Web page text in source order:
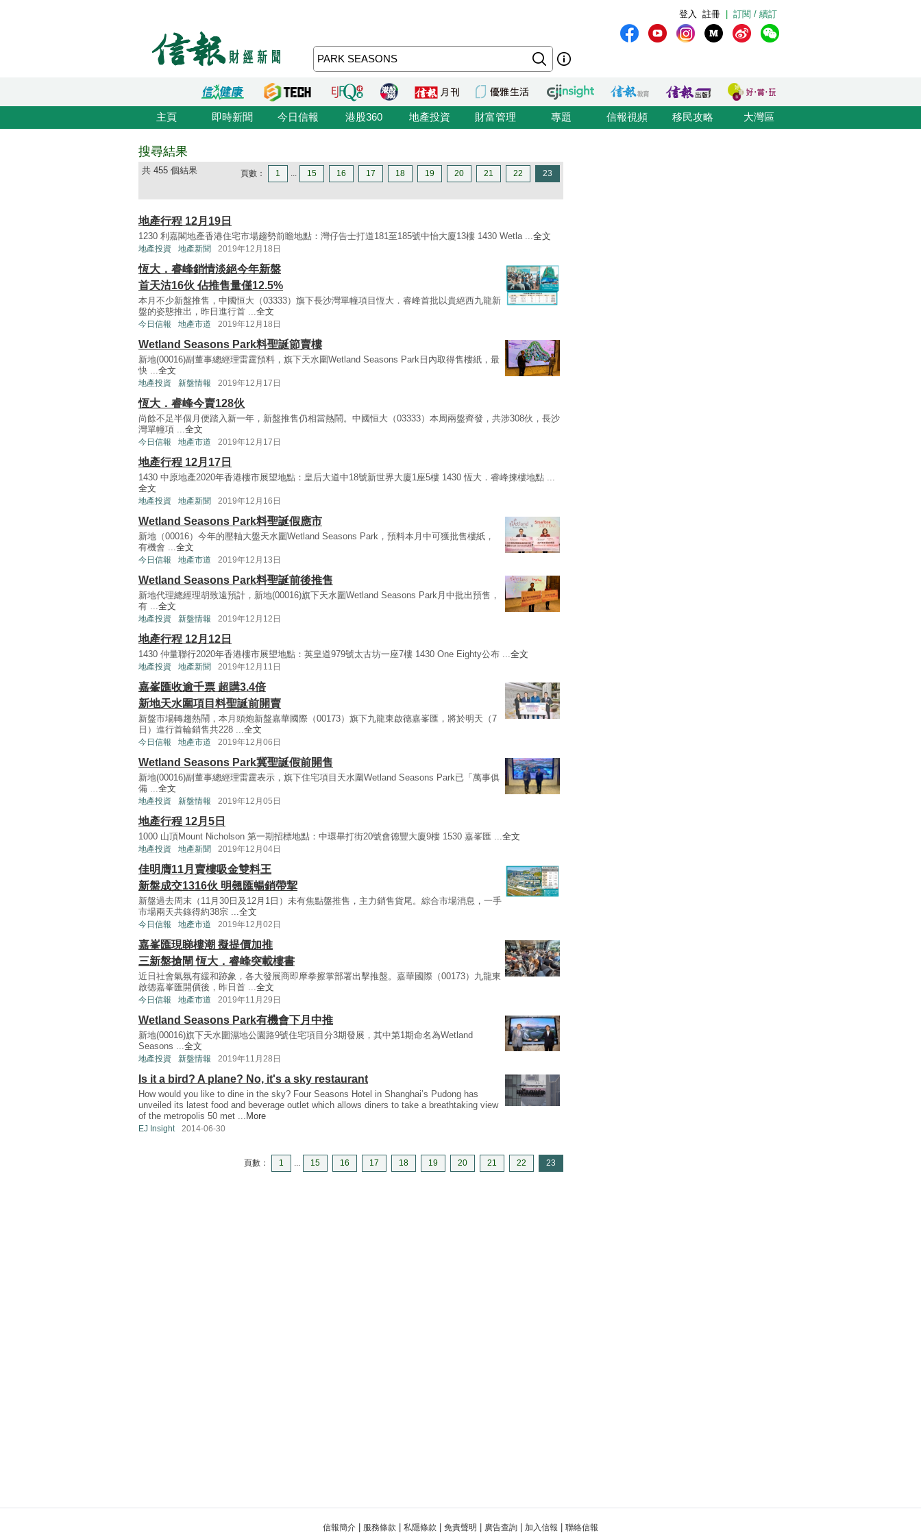
訂閱 / 續訂
註冊
登入
主頁 即時新聞 今日信報 港股360 地產投資 財富管理 專題 信報視頻 移民攻略 大灣區
搜尋結果
共 455 個結果 頁數： 1 ... 15 16 17 18 19 20 21 22 23
地產行程 12月19日
1230 利嘉閣地產香港住宅市場趨勢前瞻地點：灣仔告士打道181至185號中怡大廈13樓 1430 Wetla ...全文
地產投資 地產新聞 2019年12月18日
恆大．睿峰銷情淡絕今年新盤
首天沽16伙 佔推售量僅12.5%
本月不少新盤推售，中國恒大（03333）旗下長沙灣單幢項目恆大．睿峰首批以貴絕西九龍新
盤的姿態推出，昨日進行首 ...全文
今日信報 地產市道 2019年12月18日
Wetland Seasons Park料聖誕節賣樓
新地(00016)副董事總經理雷霆預料，旗下天水圍Wetland Seasons Park日內取得售樓紙，最
快 ...全文
地產投資 新盤情報 2019年12月17日
恆大．睿峰今賣128伙
尚餘不足半個月便踏入新一年，新盤推售仍相當熱鬧。中國恒大（03333）本周兩盤齊發，共涉308伙，長沙
灣單幢項 ...全文
今日信報 地產市道 2019年12月17日
地產行程 12月17日
1430 中原地產2020年香港樓市展望地點：皇后大道中18號新世界大廈1座5樓 1430 恆大．睿峰揀樓地點 ...
全文
地產投資 地產新聞 2019年12月16日
Wetland Seasons Park料聖誕假應市
新地（00016）今年的壓軸大盤天水圍Wetland Seasons Park，預料本月中可獲批售樓紙，
有機會 ...全文
今日信報 地產市道 2019年12月13日
Wetland Seasons Park料聖誕前後推售
新地代理總經理胡致遠預計，新地(00016)旗下天水圍Wetland Seasons Park月中批出預售，
有 ...全文
地產投資 新盤情報 2019年12月12日
地產行程 12月12日
1430 仲量聯行2020年香港樓市展望地點：英皇道979號太古坊一座7樓 1430 One Eighty公布 ...全文
地產投資 地產新聞 2019年12月11日
嘉峯匯收逾千票 超購3.4倍
新地天水圍項目料聖誕前開賣
新盤市場轉趨熱鬧，本月頭炮新盤嘉華國際（00173）旗下九龍東啟德嘉峯匯，將於明天（7
日）進行首輪銷售共228 ...全文
今日信報 地產市道 2019年12月06日
Wetland Seasons Park冀聖誕假前開售
新地(00016)副董事總經理雷霆表示，旗下住宅項目天水圍Wetland Seasons Park已「萬事俱
備 ...全文
地產投資 新盤情報 2019年12月05日
地產行程 12月5日
1000 山頂Mount Nicholson 第一期招標地點：中環畢打街20號會德豐大廈9樓 1530 嘉峯匯 ...全文
地產投資 地產新聞 2019年12月04日
佳明膺11月賣樓吸金雙料王
新盤成交1316伙 明翹匯暢銷帶挈
新盤過去周末（11月30日及12月1日）未有焦點盤推售，主力銷售貨尾。綜合市場消息，一手
市場兩天共錄得約38宗 ...全文
今日信報 地產市道 2019年12月02日
嘉峯匯現睇樓潮 擬提價加推
三新盤搶閘 恆大．睿峰突載樓書
近日社會氣氛有緩和跡象，各大發展商即摩拳擦掌部署出擊推盤。嘉華國際（00173）九龍東
啟德嘉峯匯開價後，昨日首 ...全文
今日信報 地產市道 2019年11月29日
Wetland Seasons Park有機會下月中推
新地(00016)旗下天水圍濕地公園路9號住宅項目分3期發展，其中第1期命名為Wetland
Seasons ...全文
地產投資 新盤情報 2019年11月28日
Is it a bird? A plane? No, it's a sky restaurant
How would you like to dine in the sky? Four Seasons Hotel in Shanghai’s Pudong has
unveiled its latest food and beverage outlet which allows diners to take a breathtaking view
of the metropolis 50 met ... More
EJ Insight 2014-06-30
頁數： 1 ... 15 16 17 18 19 20 21 22 23
信報簡介 服務條款 私隱條款 免責聲明 廣告查詢 加入信報 聯絡信報